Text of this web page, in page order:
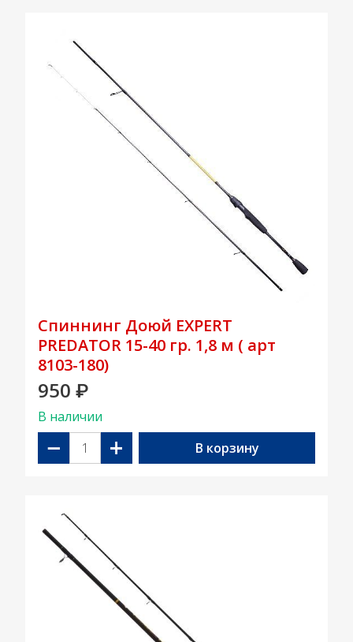
Спиннинг Доюй EXPERT
PREDATOR 15-40 гр. 1,8 м ( арт
8103-180)
950 ₽
В наличии
− + В корзину